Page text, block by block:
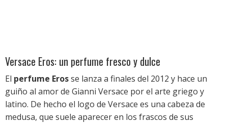
Versace Eros: un perfume fresco y dulce
El perfume Erosse lanza a finales del 2012 y hace un
guiño al amor de Gianni Versace por el arte griego y
latino. De hecho el logo de Versace es una cabeza de
medusa, que suele aparecer en los frascos de sus